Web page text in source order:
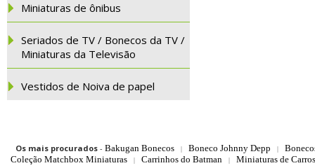
Miniaturas de ônibus
Seriados de TV / Bonecos da TV /
Miniaturas da Televisão
Vestidos de Noiva de papel
Os mais procurados- Bakugan Bonecos | Boneco Johnny Depp |
Coleção Matchbox Miniaturas
| Carrinhos do Batman | Miniaturas de